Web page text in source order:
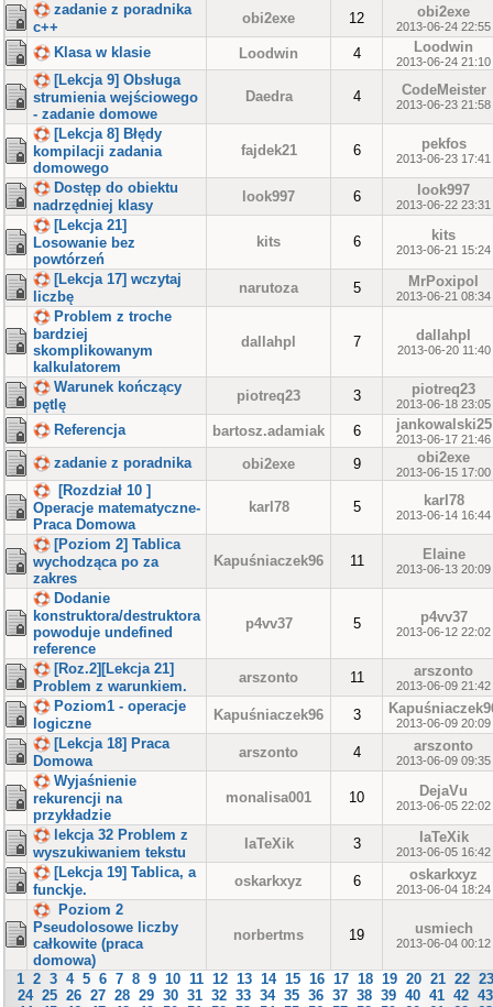
zadanie z poradnika
c++
obi2exe 12 obi2exe
2013-06-24 22:55
Klasa w klasie Loodwin 4 Loodwin
2013-06-24 21:10
[Lekcja 9] Obsługa
strumienia wejściowego
- zadanie domowe
Daedra 4 CodeMeister
2013-06-23 21:58
[Lekcja 8] Błędy
kompilacji zadania
domowego
fajdek21 6 pekfos
2013-06-23 17:41
Dostęp do obiektu
nadrzędniej klasy
look997 6 look997
2013-06-22 23:31
[Lekcja 21]
Losowanie bez
powtórzeń
kits 6 kits
2013-06-21 15:24
[Lekcja 17] wczytaj
liczbę
narutoza 5 MrPoxipol
2013-06-21 08:34
Problem z troche
bardziej
skomplikowanym
kalkulatorem
dallahpl 7 dallahpl
2013-06-20 11:40
Warunek kończący
pętlę
piotreq23 3 piotreq23
2013-06-18 23:05
Referencja bartosz.adamiak 6 jankowalski25
2013-06-17 21:46
zadanie z poradnika obi2exe 9 obi2exe
2013-06-15 17:00
[Rozdział 10 ]
Operacje matematyczne-
Praca Domowa
karl78 5 karl78
2013-06-14 16:44
[Poziom 2] Tablica
wychodząca po za
zakres
Kapuśniaczek96 11 Elaine
2013-06-13 20:09
Dodanie
konstruktora/destruktora
powoduje undefined
reference
p4vv37 5 p4vv37
2013-06-12 22:02
[Roz.2][Lekcja 21]
Problem z warunkiem.
arszonto 11 arszonto
2013-06-09 21:42
Poziom1 - operacje
logiczne
Kapuśniaczek96 3 2013-06-09 20:09
[Lekcja 18] Praca
Domowa
arszonto 4 arszonto
2013-06-09 09:35
Wyjaśnienie
rekurencji na
przykładzie
monalisa001 10 DejaVu
2013-06-05 22:02
lekcja 32 Problem z
wyszukiwaniem tekstu
IaTeXik 3 IaTeXik
2013-06-05 16:42
[Lekcja 19] Tablica, a
funckje.
oskarkxyz 6 oskarkxyz
2013-06-04 18:24
Poziom 2
Pseudolosowe liczby
całkowite (praca
domowa)
norbertms 19 usmiech
2013-06-04 00:12
1 2 3 4 5 6 7 8 9 10 11 12 13 14 15 16 17 18 19 20 21 22 23
24 25 26 27 28 29 30 31 32 33 34 35 36 37 38 39 40 41 42 43